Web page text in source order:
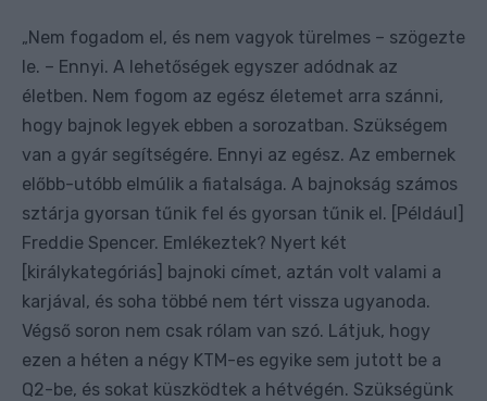
„Nem fogadom el, és nem vagyok türelmes – szögezte
le. – Ennyi. A lehetőségek egyszer adódnak az
életben. Nem fogom az egész életemet arra szánni,
hogy bajnok legyek ebben a sorozatban. Szükségem
van a gyár segítségére. Ennyi az egész. Az embernek
előbb-utóbb elmúlik a fiatalsága. A bajnokság számos
sztárja gyorsan tűnik fel és gyorsan tűnik el. [Például]
Freddie Spencer. Emlékeztek? Nyert két
[királykategóriás] bajnoki címet, aztán volt valami a
karjával, és soha többé nem tért vissza ugyanoda.
Végső soron nem csak rólam van szó. Látjuk, hogy
ezen a héten a négy KTM-es egyike sem jutott be a
Q2-be, és sokat küszködtek a hétvégén. Szükségünk